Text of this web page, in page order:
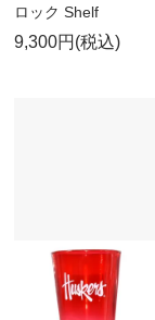
ロック Shelf
9,300円(税込)